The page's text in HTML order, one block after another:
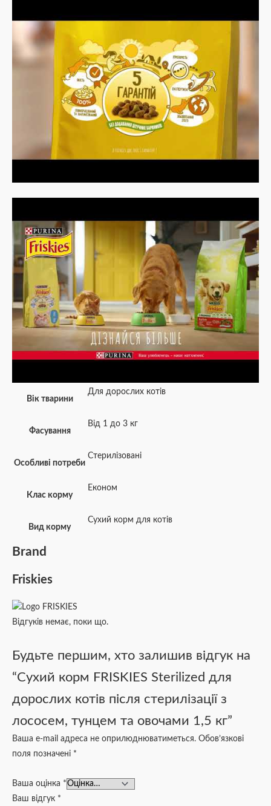
Вік тварини
Для дорослих котів
Фасування
Від 1 до 3 кг
Особливі потреби
Стерилізовані
Клас корму
Економ
Вид корму
Сухий корм для котів
Brand
Friskies
Відгуків немає, поки що.
Будьте першим, хто залишив відгук на
“Сухий корм FRISKIES Sterilized для
дорослих котів після стерилізації з
лососем, тунцем та овочами 1,5 кг”
Ваша e-mail адреса не оприлюднюватиметься. Обов’язкові
поля позначені *
Ваша оцінка *
Ваш відгук *